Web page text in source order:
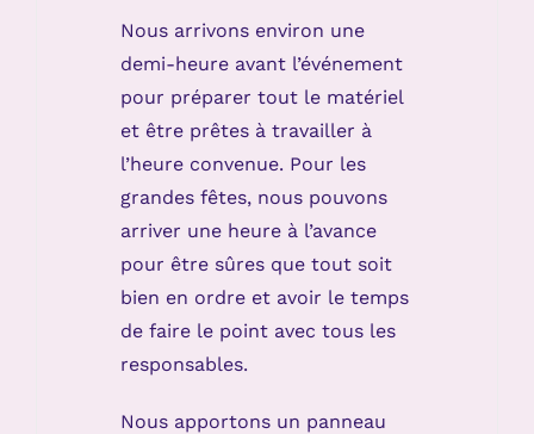
Nous arrivons environ une
demi-heure avant l’événement
pour préparer tout le matériel
et être prêtes à travailler à
l’heure convenue. Pour les
grandes fêtes, nous pouvons
arriver une heure à l’avance
pour être sûres que tout soit
bien en ordre et avoir le temps
de faire le point avec tous les
responsables.
Nous apportons un panneau